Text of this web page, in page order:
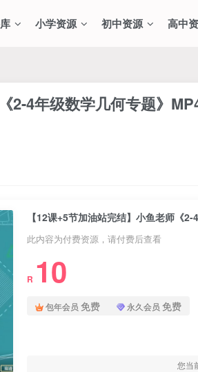
小学资源 初中资源 高中
2-4年级数学几何专题》
此内容为付费资源，请付费后查看
R 10
包年会员 免费 永久会员 免费
您当